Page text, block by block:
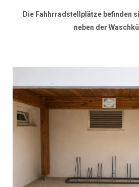
Die Fahhrradstellplätze befinden
neben der